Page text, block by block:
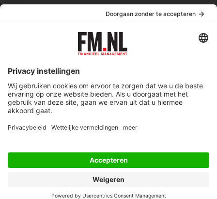
Service & Contact
Werken bij ons
Privacy Statement
Algemene Voorwaarden